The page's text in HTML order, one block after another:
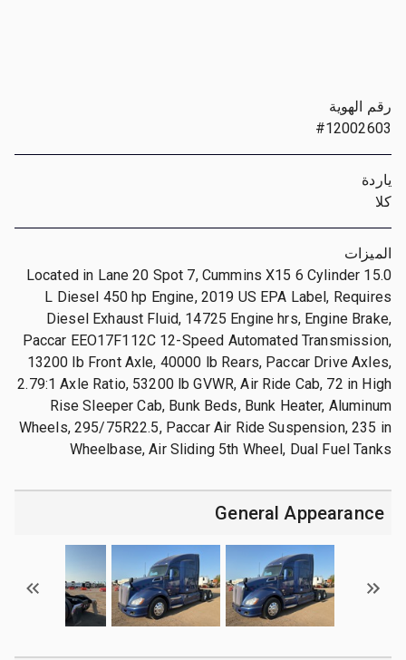
رقم الهوية
#12002603
ياردة
كلا
الميزات
Located in Lane 20 Spot 7, Cummins X15 6 Cylinder 15.0
L Diesel 450 hp Engine, 2019 US EPA Label, Requires
Diesel Exhaust Fluid, 14725 Engine hrs, Engine Brake,
Paccar EEO17F112C 12-Speed Automated Transmission,
13200 lb Front Axle, 40000 lb Rears, Paccar Drive Axles,
2.79:1 Axle Ratio, 53200 lb GVWR, Air Ride Cab, 72 in High
Rise Sleeper Cab, Bunk Beds, Bunk Heater, Aluminum
Wheels, 295/75R22.5, Paccar Air Ride Suspension, 235 in
Wheelbase, Air Sliding 5th Wheel, Dual Fuel Tanks
General Appearance